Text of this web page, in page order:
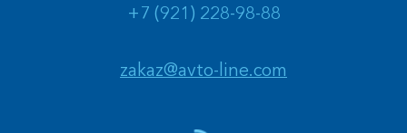
zakaz@avto-line.com
+7 (921) 228-98-88